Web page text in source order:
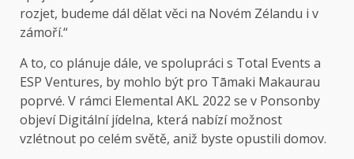
rozjet, budeme dál dělat věci na Novém Zélandu i v
zámoří.“
A to, co plánuje dále, ve spolupráci s Total Events a
ESP Ventures, by mohlo být pro Tāmaki Makaurau
poprvé. V rámci Elemental AKL 2022 se v Ponsonby
objeví Digitální jídelna, která nabízí možnost
vzlétnout po celém světě, aniž byste opustili domov.